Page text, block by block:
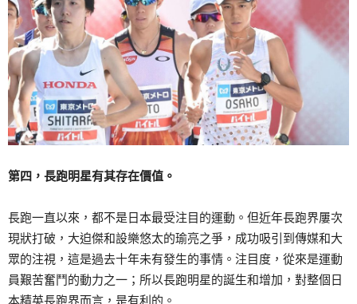
第四，長跑明星有其存在價值。
長跑一直以來，都不是日本最受注目的運動。但近年長跑界屢次
現狀打破，大迫傑和設樂悠太的瑜亮之爭，成功吸引到傳媒和大
眾的注視，這是過去十年未有發生的事情。注目度，從來是運動
員艱苦奮鬥的動力之一；所以長跑明星的誕生和增加，對整個日
本精英長跑界而言，是有利的。